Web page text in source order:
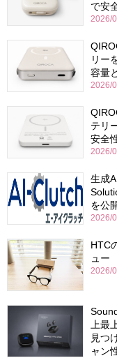
で安
2026/
リー
容量
2026/
テリ
安全
2026/
生成
を公
2026/
HTC
ュー
2026/
上最
見つ
ャン